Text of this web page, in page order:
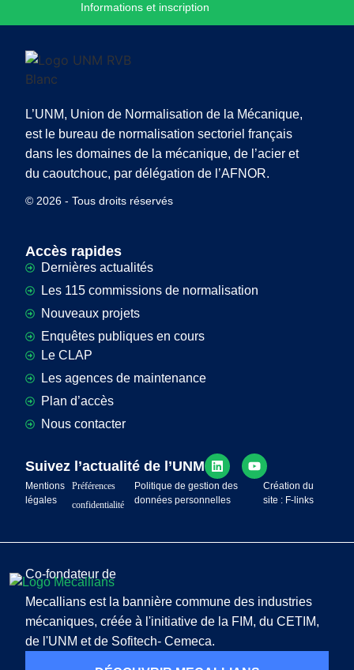
Informations et inscription
L’UNM, Union de Normalisation de la Mécanique,
est le bureau de normalisation sectoriel français
dans les domaines de la mécanique, de l’acier et
du caoutchouc, par délégation de l’AFNOR.
© 2026 - Tous droits réservés
Accès rapides
Dernières actualités
Les 115 commissions de normalisation
Nouveaux projets
Enquêtes publiques en cours
Le CLAP
Les agences de maintenance
Plan d’accès
Nous contacter
Suivez l’actualité de l’UNM
Mentions
légales
Préférences
confidentialité
Politique de gestion des
données personnelles
Création du
site : F-links
Co-fondateur de
Mecallians est la bannière commune des industries
mécaniques, créée à l'initiative de la FIM, du CETIM,
de l'UNM et de Sofitech- Cemeca.